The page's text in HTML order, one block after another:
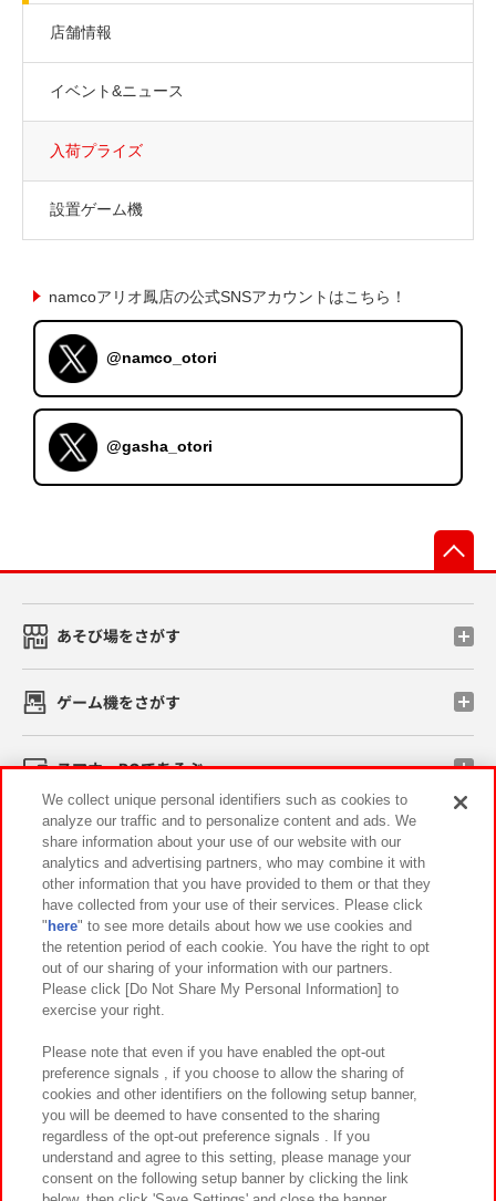
店舗情報
イベント&ニュース
入荷プライズ
設置ゲーム機
namcoアリオ鳳店の公式SNSアカウントはこちら！
@namco_otori
@gasha_otori
あそび場をさがす
ゲーム機をさがす
スマホ・PCであそぶ
イベント・キャンペーン
関連会社 サステナビリティ サイトポリシー
プライバシーポリシー ウェブアクセシビリティ方針と検証結果
お取引先さまとともに
カスタマーハラスメント対応方針 よくあるご質問・お問い合わせ
We collect unique personal identifiers such as cookies to
analyze our traffic and to personalize content and ads. We
share information about your use of our website with our
analytics and advertising partners, who may combine it with
other information that you have provided to them or that they
have collected from your use of their services. Please click
" here" to see more details about how we use cookies and
the retention period of each cookie. You have the right to opt
out of our sharing of your information with our partners.
Please click [Do Not Share My Personal Information] to
exercise your right.
Please note that even if you have enabled the opt-out
preference signals , if you choose to allow the sharing of
cookies and other identifiers on the following setup banner,
you will be deemed to have consented to the sharing
regardless of the opt-out preference signals . If you
understand and agree to this setting, please manage your
consent on the following setup banner by clicking the link